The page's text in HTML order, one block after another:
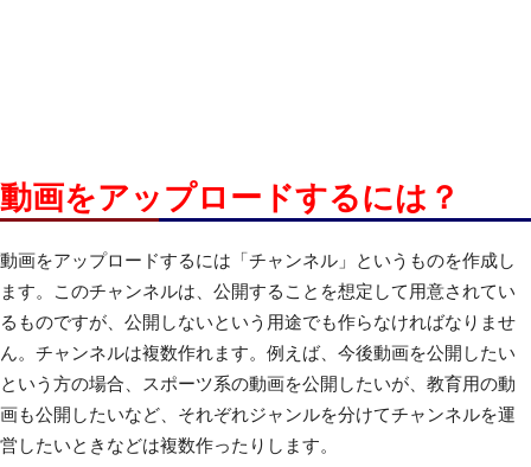
動画をアップロードするには？
動画をアップロードするには「チャンネル」というものを作成し
ます。このチャンネルは、公開することを想定して用意されてい
るものですが、公開しないという用途でも作らなければなりませ
ん。チャンネルは複数作れます。例えば、今後動画を公開したい
という方の場合、スポーツ系の動画を公開したいが、教育用の動
画も公開したいなど、それぞれジャンルを分けてチャンネルを運
営したいときなどは複数作ったりします。